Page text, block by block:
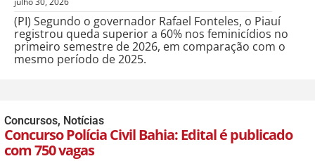
(PI) Segundo o governador Rafael Fonteles, o Piauí
registrou queda superior a 60% nos feminicídios no
primeiro semestre de 2026, em comparação com o
mesmo período de 2025.
Concursos, Notícias
Concurso Polícia Civil Bahia: Edital é publicado
com 750 vagas